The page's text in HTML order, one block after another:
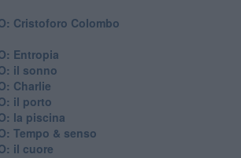
Cristoforo Colombo
Entropia
il sonno
Charlie
il porto
la piscina
Tempo & senso
il cuore